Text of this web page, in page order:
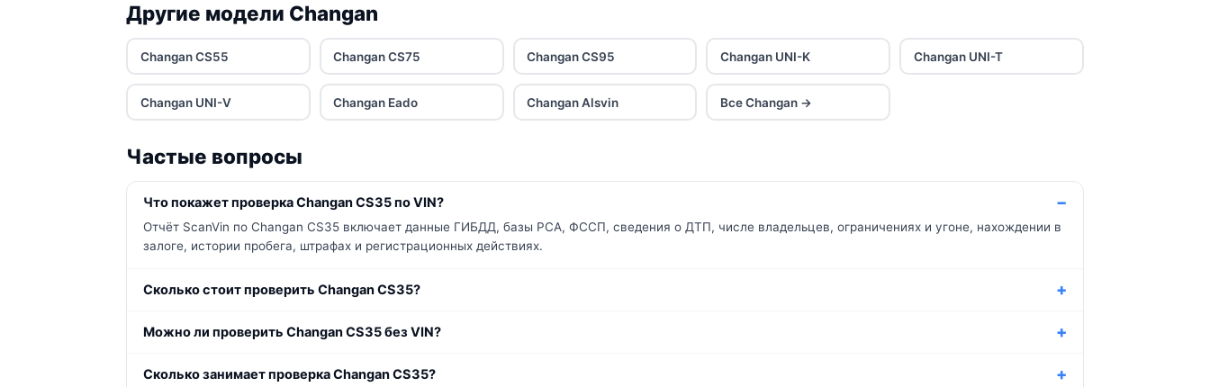
Другие модели Changan
Changan CS55 Changan CS75 Changan CS95 Changan UNI-K Changan UNI-T
Changan UNI-V Changan Eado Changan Alsvin Все Changan →
Частые вопросы
Что покажет проверка Changan CS35 по VIN?
Отчёт ScanVin по Changan CS35 включает данные ГИБДД, базы РСА, ФССП, сведения о ДТП, числе владельцев, ограничениях и угоне, нахождении в
залоге, истории пробега, штрафах и регистрационных действиях.
Сколько стоит проверить Changan CS35?
Можно ли проверить Changan CS35 без VIN?
Сколько занимает проверка Changan CS35?